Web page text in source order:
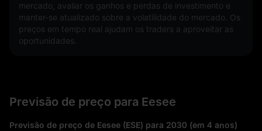
mercado, avaliar os ganhos e perdas de investimento e
manter-se atualizado sobre a volatilidade do mercado. Os
preços em tempo real ajudam os traders a aproveitar as
oportunidades.
Previsão de preço para Eesee
Previsão de preço de Eesee (ESE) para 2030 (em 4 anos)